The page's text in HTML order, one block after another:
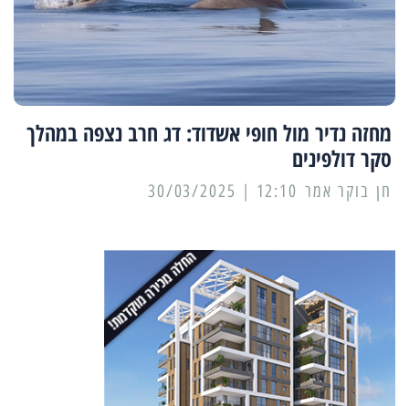
מחזה נדיר מול חופי אשדוד: דג חרב נצפה במהלך
סקר דולפינים
12:10 | 30/03/2025